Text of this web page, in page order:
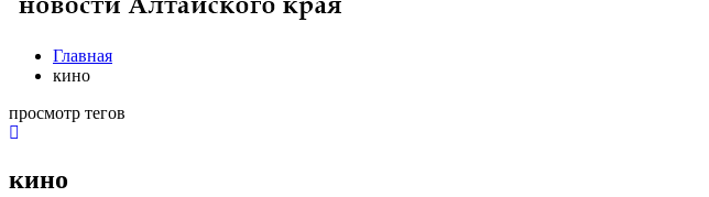
Главная
кино
просмотр тегов
кино